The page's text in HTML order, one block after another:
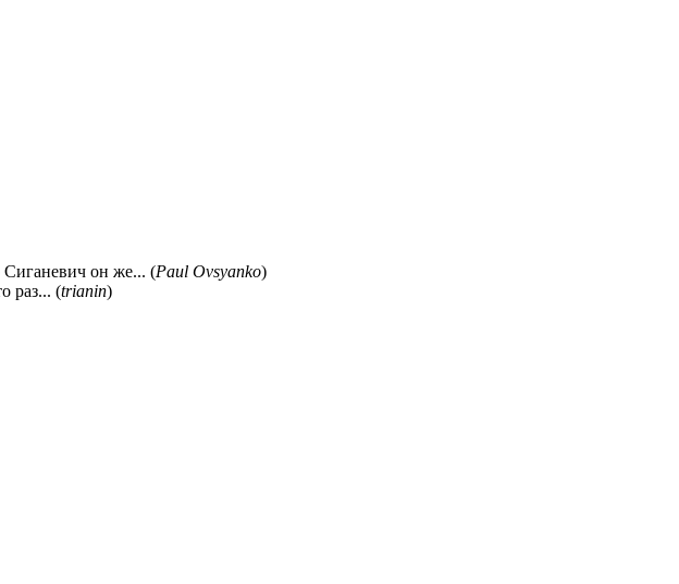
Сиганевич он же... (Paul Ovsyanko)
раз... (trianin)